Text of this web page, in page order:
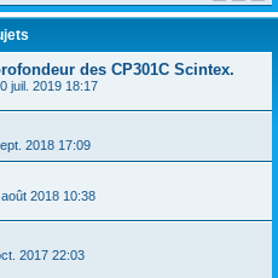
des CP301C Scintex.
juil. 2019 18:17
2018 17:09
2018 10:38
2017 22:03